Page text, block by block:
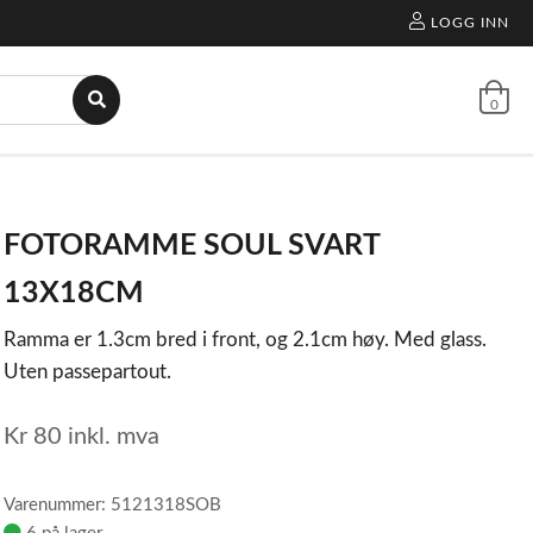
LOGG INN
0
FOTORAMME SOUL SVART
13X18CM
Ramma er 1.3cm bred i front, og 2.1cm høy. Med glass.
Uten passepartout.
Kr 80 inkl. mva
Varenummer: 5121318SOB